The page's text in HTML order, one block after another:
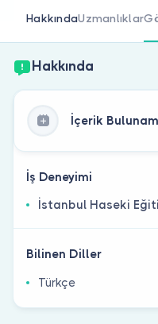
HakkındaUzmanlıklar
Hakkında
İçerik
İş Deneyimi
İstanbul Haseki
Bilinen Diller
Türkçe